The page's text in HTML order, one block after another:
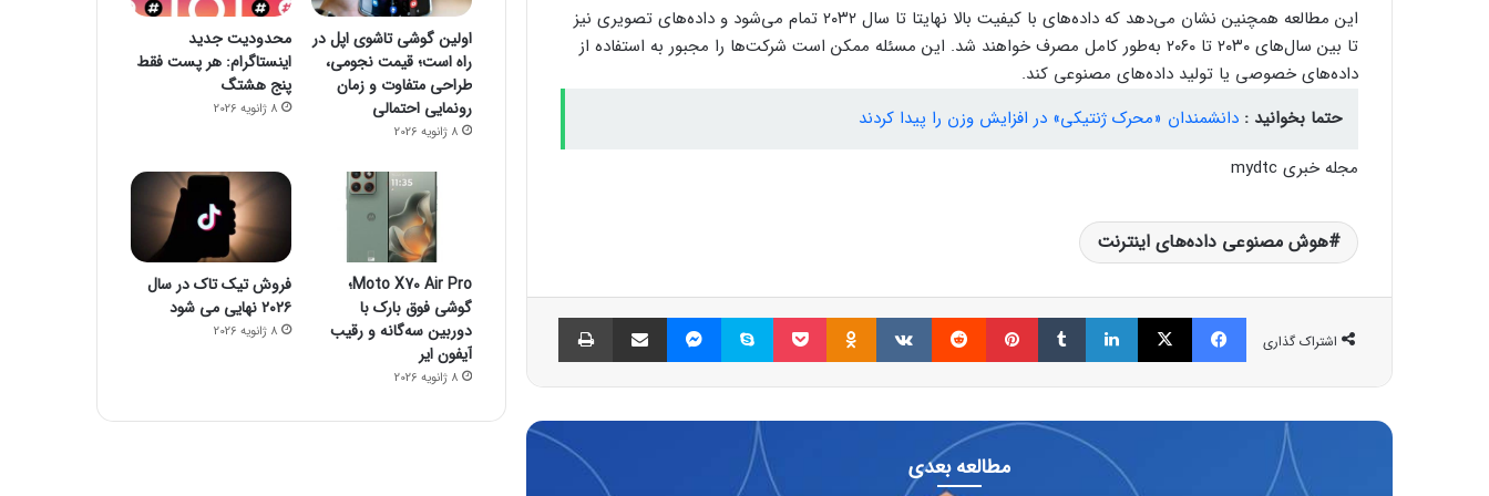
این مطالعه همچنین نشان می‌دهد که داده‌های با کیفیت بالا نهایتا تا سال ۲۰۳۲ تمام می‌شود و داده‌های تصویری نیز
تا بین سال‌های ۲۰۳۰ تا ۲۰۶۰ به‌طور کامل مصرف خواهند شد. این مسئله ممکن است شرکت‌ها را مجبور به استفاده از
داده‌های خصوصی یا تولید داده‌های مصنوعی کند.
حتما بخوانید : دانشمندان «محرک ژنتیکی» در افزایش وزن را پیدا کردند
مجله خبری mydtc
هوش مصنوعی داده‌های اینترنت
اشتراک گذاری
فیسبوک ایکس لینکداین تامبلر پینتریست Reddit
VKontakte
Odnoklassniki پاکت اسکایپ مسنجر اشتراک گذاری با ایمیل
مطالعه بعدی
اولین گوشی تاشوی اپل در
راه است؛ قیمت نجومی،
طراحی متفاوت و زمان
رونمایی احتمالی
8 ژانویه 2026
محدودیت جدید
اینستاگرام: هر پست فقط
پنج هشتگ
8 ژانویه 2026
Moto X70 Air Pro؛
گوشی فوق بارک با
دوربین سه‌گانه و رقیب
آیفون ایر
8 ژانویه 2026
فروش تیک تاک در سال
۲۰۲۶ نهایی می شود
8 ژانویه 2026